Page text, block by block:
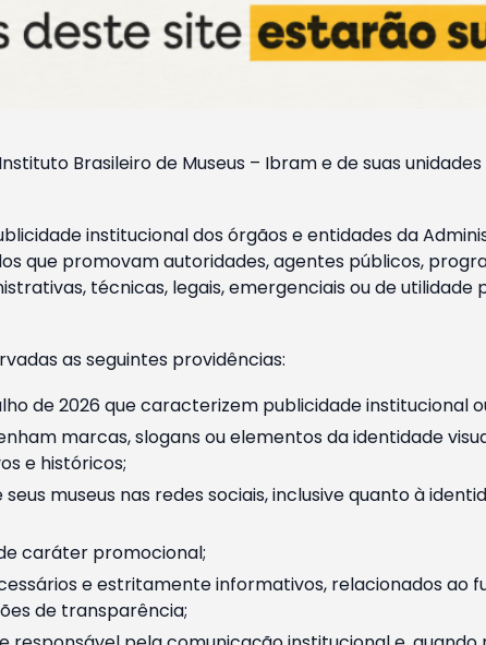
Brasileiro de Museus – Ibram e de suas
institucional dos órgãos e entidades da
que promovam autoridades, agentes públicos,
técnicas, legais, emergenciais ou de utilidade
as seguintes providências:
de 2026 que caracterizem publicidade institucional
marcas, slogans ou elementos da identidade
e históricos;
museus nas redes sociais, inclusive quanto à
caráter promocional;
e estritamente informativos, relacionados ao
de transparência;